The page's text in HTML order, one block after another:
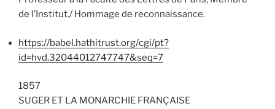
de l’Institut./ Hommage de reconnaissance.
https://babel.hathitrust.org/cgi/pt?
id=hvd.32044012747747&seq=7
1857
SUGER ET LA MONARCHIE FRANÇAISE